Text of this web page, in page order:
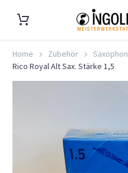
Home Zubehör Saxophon
Rico Royal Alt Sax. Stärke 1,5